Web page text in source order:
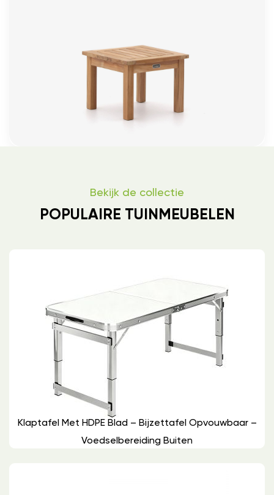
Bekijk de collectie
POPULAIRE TUINMEUBELEN
Klaptafel Met HDPE Blad – Bijzettafel Opvouwbaar –
Voedselbereiding Buiten